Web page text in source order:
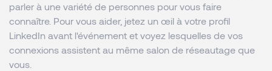
parler à une variété de personnes pour vous faire
connaître. Pour vous aider, jetez un œil à votre profil
LinkedIn avant l'événement et voyez lesquelles de vos
connexions assistent au même salon de réseautage que
vous.